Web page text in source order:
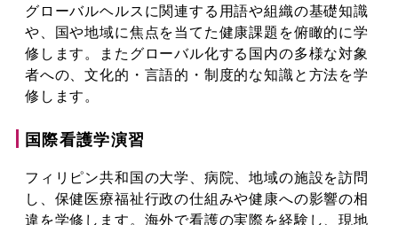
グローバルヘルスに関連する用語や組織の基礎知識
や、国や地域に焦点を当てた健康課題を俯瞰的に学
修します。またグローバル化する国内の多様な対象
者への、文化的・言語的・制度的な知識と方法を学
修します。
国際看護学演習
フィリピン共和国の大学、病院、地域の施設を訪問
し、保健医療福祉行政の仕組みや健康への影響の相
違を学修します。海外で看護の実際を経験し、現地